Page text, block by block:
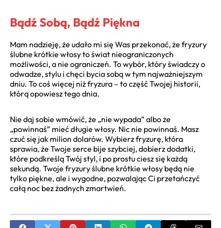
Bądź Sobą, Bądź Piękna
Mam nadzieję, że udało mi się Was przekonać, że fryzury
ślubne krótkie włosy to świat nieograniczonych
możliwości, a nie ograniczeń. To wybór, który świadczy o
odwadze, stylu i chęci bycia sobą w tym najważniejszym
dniu. To coś więcej niż fryzura – to część Twojej historii,
którą opowiesz tego dnia.
Nie daj sobie wmówić, że „nie wypada” albo że
„powinnaś” mieć długie włosy. Nic nie powinnaś. Masz
czuć się jak milion dolarów. Wybierz fryzurę, która
sprawia, że Twoje serce bije szybciej, dobierz dodatki,
które podkreślą Twój styl, i po prostu ciesz się każdą
sekundą. Twoje fryzury ślubne krótkie włosy będą nie
tylko piękne, ale i wygodne, pozwalając Ci przetańczyć
całą noc bez żadnych zmartwień.